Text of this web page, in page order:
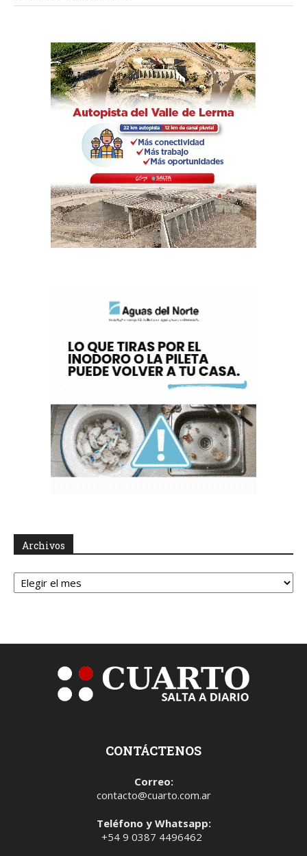
Archivos
Archivos
CONTÁCTENOS
Correo:
contacto@cuarto.com.ar
Teléfono y Whatsapp:
+54 9 0387 4496462